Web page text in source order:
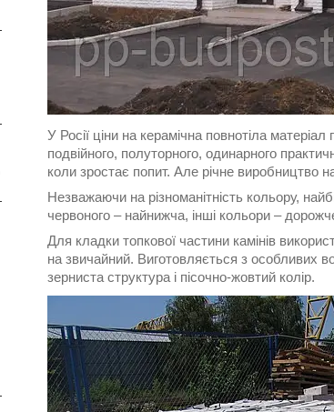
У Росії ціни на керамічна повнотіла
подвійного, полуторного, одинарного
коли зростає попит. Але річне виробництво
Незважаючи на різноманітність кольору,
червоного – найнижча, інші кольори –
Для кладки топкової частини камінів
на звичайний. Виготовляється з особливих
зерниста структура і пісочно-жовтий колір.